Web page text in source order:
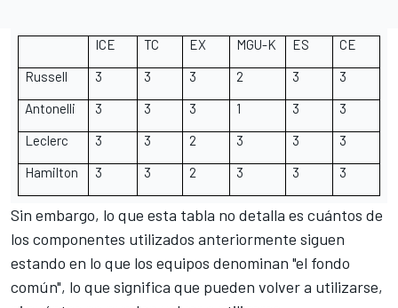
ICE TC EX MGU-K ES
CE
Russell
3 3 3 2 3
3
Antonelli
3 3 3 1 3
3
Leclerc
3 3 2 3 3
3
Hamilton
3 3 2 3 3 3
Sin embargo, lo que esta tabla no detalla es cuántos de
los componentes utilizados anteriormente siguen
estando en lo que los equipos denominan "el fondo
común", lo que significa que pueden volver a utilizarse,